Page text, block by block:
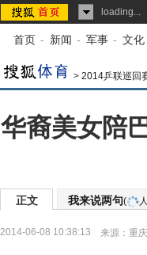
loading...
首页 - 新闻 - 军事 - 文化
> 2014乒联巡回
华裔美女陪
正文 我来说两句(
2014-06-08 10:38:13 来源： 重